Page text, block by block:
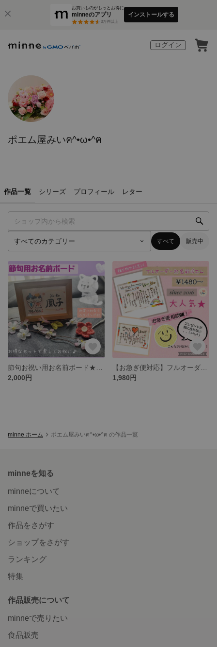
お買いものがもっとお得に
minneのアプリ
3万件以上
インストールする
ログイン
ポエム屋みいฅ^•ω•^ฅ
作品一覧 シリーズ プロフィール レター
すべて 販売中
2,000円
1,980円
minne ホーム ポエム屋みいฅ^•ω•^ฅ の作品一覧
minneを知る
minneについて
minneで買いたい
作品をさがす
ショップをさがす
ランキング
特集
作品販売について
minneで売りたい
食品販売